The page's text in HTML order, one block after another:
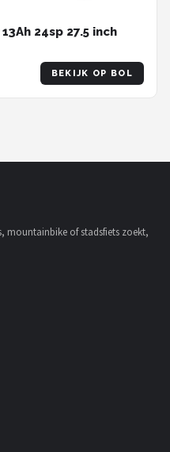
24sp 27.5 inch
BEKIJK OP BOL
mountainbike of stadsfiets zoekt,